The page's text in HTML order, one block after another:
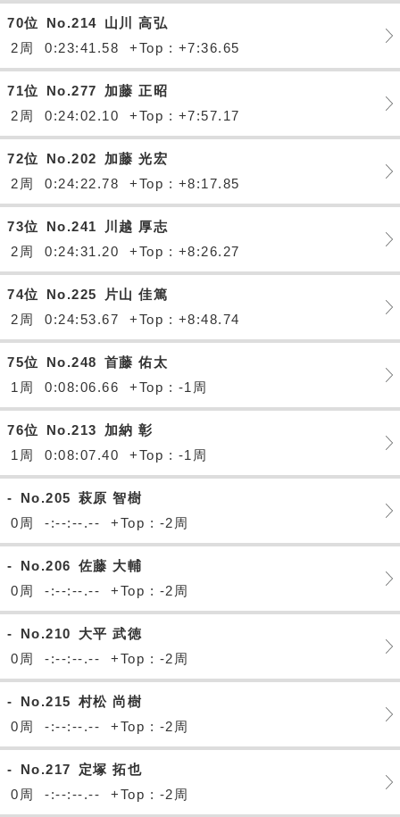
70位 No.214 山川 高弘
2周
0:23:41.58 +Top : +7:36.65
71位 No.277
加藤 正昭
2周
0:24:02.10 +Top : +7:57.17
72位 No.202
加藤 光宏
2周
0:24:22.78 +Top : +8:17.85
73位 No.241
川越 厚志
2周
0:24:31.20 +Top : +8:26.27
74位 No.225
片山 佳篤
2周
0:24:53.67 +Top : +8:48.74
75位 No.248 首藤 佑太
1周
0:08:06.66 +Top : -1周
76位 No.213
加納 彰
1周
0:08:07.40 +Top : -1周
- No.205 萩原 智樹
0周
-:--:--.-- +Top : -2周
- No.206 佐藤 大輔
0周
-:--:--.-- +Top : -2周
- No.210
大平 武徳
0周
-:--:--.-- +Top : -2周
- No.215 村松 尚樹
0周
-:--:--.-- +Top : -2周
- No.217
定塚 拓也
0周
-:--:--.-- +Top : -2周